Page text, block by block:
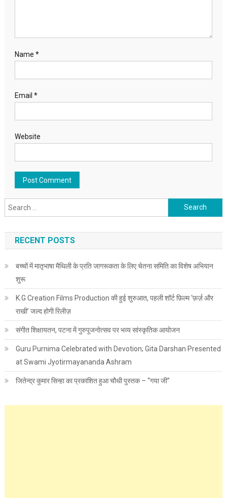
Name *
Email *
Website
Search for:
RECENT POSTS
बच्चों में मातृभाषा मैथिली के प्रति जागरूकता के लिए चेतना समिति का विशेष अभियान
शुरू
K.G Creation Films Production की हुई शुरुआत, पहली शॉर्ट फ़िल्म ‘फ़र्ज़ और
राखी’ जल्द होगी रिलीज़
संगीत शिक्षायतन, पटना में गुरुपूजनोत्सव पर भव्य सांस्कृतिक आयोजन
Guru Purnima Celebrated with Devotion; Gita Darshan Presented
at Swami Jyotirmayananda Ashram
जितेन्द्र कुमार सिन्हा का प्रकाशित हुआ चौथी पुस्तक – “गया जी”